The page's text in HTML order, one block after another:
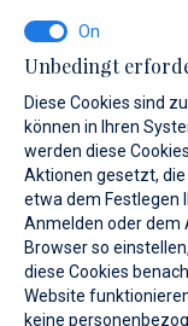
Kurzname:
MBS:
060083404
07388469760
Hauptsitz:Zagreb,
Gesellschaft
Handelsgerichts
10/2957-2
Geschäftskonto
IBAN:
Grundkapital:
Unbedingt
Diese Cookies sind
können in Ihren
werden diese
Aktionen gesetzt,
etwa dem Festlegen
Anmelden oder dem
Browser so
diese Cookies
Website
keine